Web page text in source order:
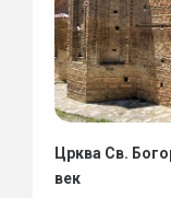
Црква Св.
век